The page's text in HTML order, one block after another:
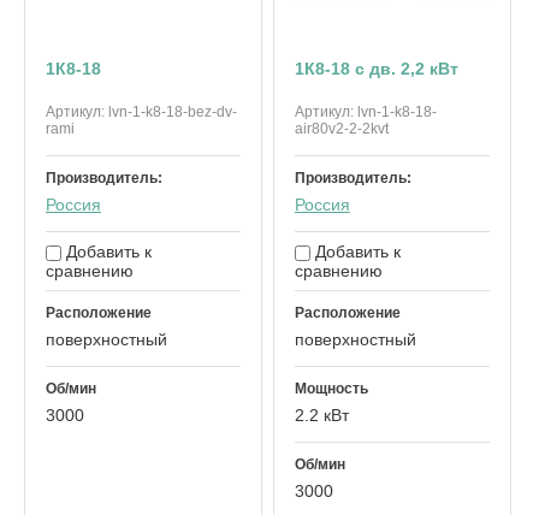
1К8-18
Артикул: lvn-1-k8-18-bez-dv-
rami
Производитель:
Россия
Добавить к
сравнению
Расположение
поверхностный
Об/мин
3000
1К8-18 с дв. 2,2 кВт
Артикул:lvn-1-k8-18-
air80v2-2-2kvt
Производитель:
Россия
Добавить к
сравнению
Расположение
поверхностный
Мощность
2.2 кВт
Об/мин
3000